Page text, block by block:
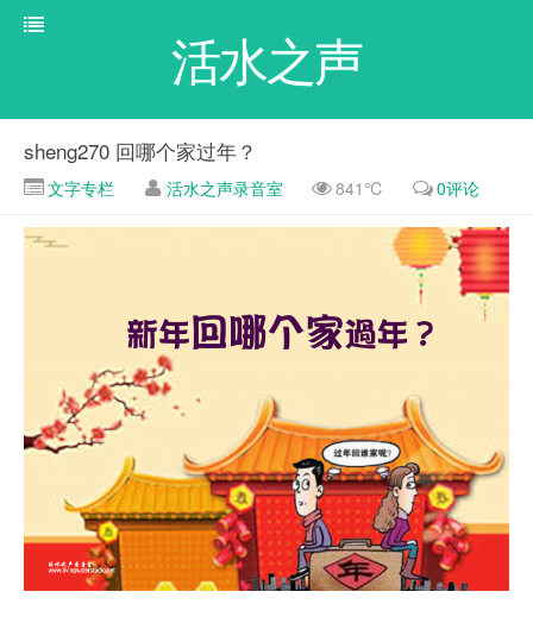
活水之声
sheng270 回哪个家过年？
文字专栏 活水之声录音室 841℃ 0评论